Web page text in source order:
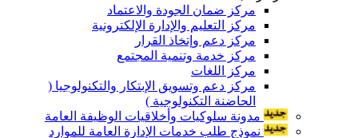
مركز ضمان الجودة والاعتماد
مركز التعليم والإدارة الإلكترونية
مركز دعم وإتخاذ القرار
مركز خدمة وتنمية المجتمع
مركز اللغات
مركز دعم وتسويق الإبتكار والتكنولوجيا (
الحاضنة التكنولوجية )
مدونة سلوكيات وأخلاقيات الوظيفة العامة
نموذج طلب خدمات الإدارة العامة للموارد